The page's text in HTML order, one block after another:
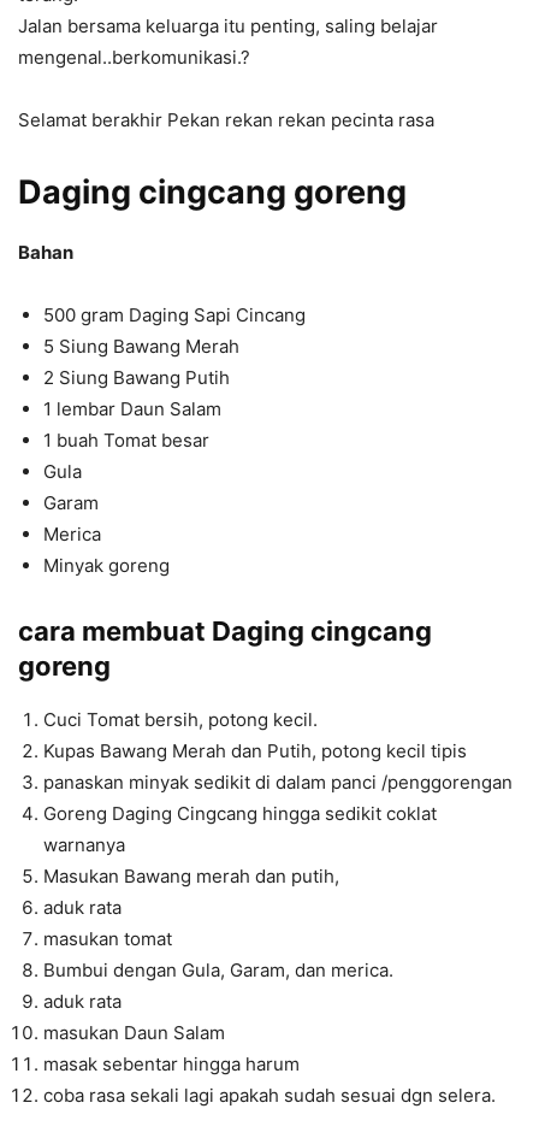
Jalan bersama keluarga itu penting, saling belajar
mengenal..berkomunikasi.?
Selamat berakhir Pekan rekan rekan pecinta rasa
Daging cingcang goreng
Bahan
500 gram Daging Sapi Cincang
5 Siung Bawang Merah
2 Siung Bawang Putih
1 lembar Daun Salam
1 buah Tomat besar
Gula
Garam
Merica
Minyak goreng
cara membuat Daging cingcang
goreng
Cuci Tomat bersih, potong kecil.
Kupas Bawang Merah dan Putih, potong kecil tipis
panaskan minyak sedikit di dalam panci /penggorengan
Goreng Daging Cingcang hingga sedikit coklat
warnanya
Masukan Bawang merah dan putih,
aduk rata
masukan tomat
Bumbui dengan Gula, Garam, dan merica.
aduk rata
masukan Daun Salam
masak sebentar hingga harum
coba rasa sekali lagi apakah sudah sesuai dgn selera.